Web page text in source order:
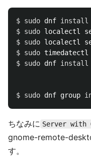
$ sudo dnf install
$ sudo localectl
$ sudo
$ sudo
$ sudo dnf install
$ sudo dnf group
ちなみに Server with
gnome-remote-
す。